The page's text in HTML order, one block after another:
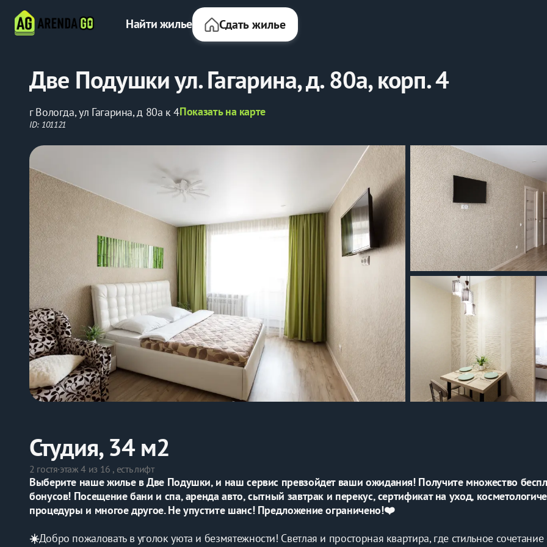
Найти жилье Сдать жилье
Две Подушки ул. Гагарина, д. 80а, корп. 4
г Вологда, ул Гагарина, д 80а к 4Показать на карте
ID: 101121
Студия, 34 м2
2 гостя·этаж 4 из 16 , есть лифт
Выберите наше жилье в Две Подушки, и наш сервис превзойдет ваши ожидания! Получите множество
бонусов! Посещение бани и спа, аренда авто, сытный завтрак и перекус, сертификат на уход,
процедуры и многое другое. Не упустите шанс! Предложение ограничено!❤️
☀️Добро пожаловать в уголок уюта и безмятежности! Светлая и просторная квартира, где стильное